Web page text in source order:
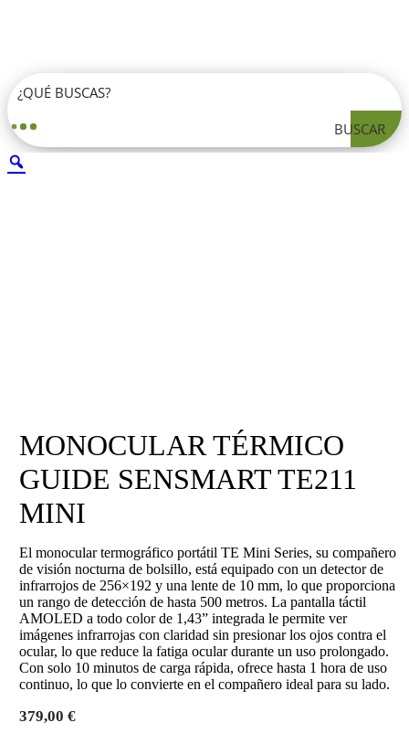
BUSCAR
MONOCULAR TÉRMICO
GUIDE SENSMART TE211
MINI
El monocular termográfico portátil TE Mini Series, su compañero
de visión nocturna de bolsillo, está equipado con un detector de
infrarrojos de 256×192 y una lente de 10 mm, lo que proporciona
un rango de detección de hasta 500 metros. La pantalla táctil
AMOLED a todo color de 1,43” integrada le permite ver
imágenes infrarrojas con claridad sin presionar los ojos contra el
ocular, lo que reduce la fatiga ocular durante un uso prolongado.
Con solo 10 minutos de carga rápida, ofrece hasta 1 hora de uso
continuo, lo que lo convierte en el compañero ideal para su lado.
379,00 €